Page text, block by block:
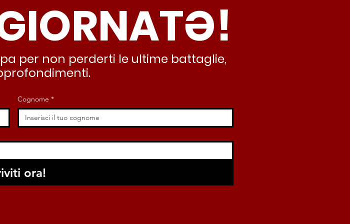
per non perderti le ultime battaglie,
Cognome *
ora!